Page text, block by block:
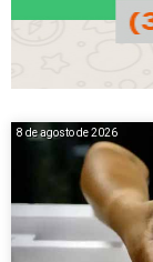
8 de agosto de 2026